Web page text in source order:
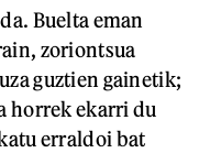
Buelta eman
zoriontsua
guztien gainetik;
horrek ekarri du
erraldoi bat